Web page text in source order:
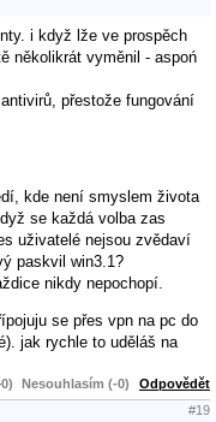
i když lže ve prospěch
několikrát vyměnil - aspoń
přestože fungování
kde není smyslem života
se každá volba zas
uživatelé nejsou zvědaví
paskvil win3.1?
nikdy nepochopí.
se přes vpn na pc do
jak rychle to uděláš na
Nesouhlasím (-0) Odpovědět
#19